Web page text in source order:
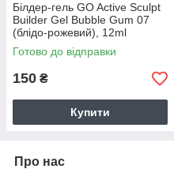
Білдер-гель GO Active Sculpt
Builder Gel Bubble Gum 07
(блідо-рожевий), 12ml
Готово до відправки
150 ₴
Купити
Про нас